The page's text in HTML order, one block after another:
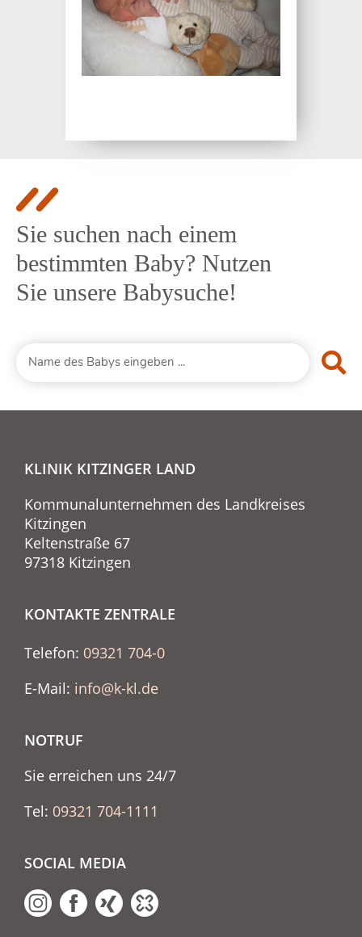
Sie suchen nach einem
bestimmten Baby? Nutzen
Sie unsere Babysuche!
KLINIK KITZINGER LAND
Kommunalunternehmen des Landkreises
Kitzingen
Keltenstraße 67
97318 Kitzingen
KONTAKTE ZENTRALE
Telefon: 09321 704-0
E-Mail: info@k-kl.de
NOTRUF
Sie erreichen uns 24/7
Tel: 09321 704-1111
SOCIAL MEDIA